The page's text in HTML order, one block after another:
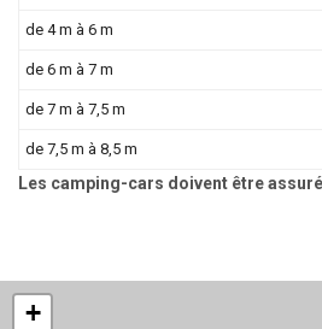
de 4 m à 6 m
de 6 m à 7 m
de 7 m à 7,5 m
de 7,5 m à 8,5 m
Les camping-cars doivent être
+